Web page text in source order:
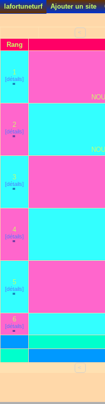
lafortuneturf Ajouter un site
<
Rang
1
[détails]
2
[détails]
3
[détails]
4
[détails]
5
[détails]
6
[détails]
<